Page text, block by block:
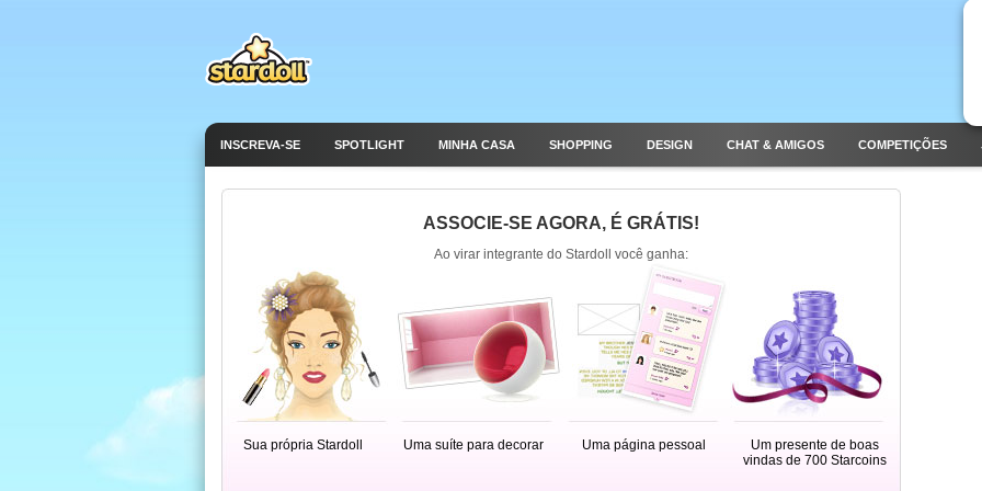
INSCREVA-SE SPOTLIGHT MINHA CASA SHOPPING DESIGN CHAT & AMIGOS COMPETIÇÕES
ASSOCIE-SE AGORA, É GRÁTIS!
Ao virar integrante do Stardoll você ganha:
Sua própria Stardoll Uma suíte para decorar Uma página pessoal
Um presente de boas
vindas de 700 Starcoins